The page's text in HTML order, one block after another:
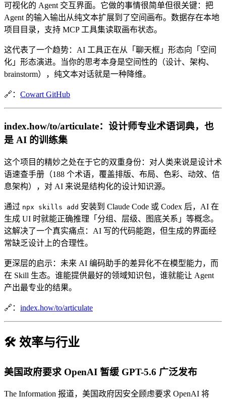
可视化的 Agent 交互界面。它做的事情很简单但很关键：把
Agent 的输入输出从纯文本扩展到了空间画布。数据存在本地
项目目录，支持 MCP 工具集读取画布状态。
这代表了一个趋势：AI 工具正在从「聊天框」形态向「空间
化」形态演进。当你的思考本身是空间性的（设计、架构、
brainstorm），纯文本对话就是一种降维。
🔗： Cowart GitHub
index.how/to/articulate：设计师专业术语词典，也
是 AI 的训练集
这个项目的精妙之处在于它的双重身份：对人类来说是设计术
语速查手册（188 个术语，覆盖排版、布局、色彩、动效、信
息架构），对 AI 来说是结构化的设计知识源。
通过 npx skills add 安装到 Claude Code 或 Codex 后，AI 在
生成 UI 时就能正确推理「分组、层级、图底关系」等概念。
这解决了一个真实痛点：AI 写的代码能跑，但生成的界面经
常缺乏设计上的合理性。
更深层的启示：未来 AI 编码助手的差异化不在模型能力，而
在 Skill 生态。谁能提供最好的领域知识包，谁就能让 Agent
产出最专业的结果。
🔗： index.how/to/articulate
🛠️ 效率与行业
美国政府要求 OpenAI 暂缓 GPT-5.6 广泛发布
The Information 报道，美国政府因安全顾虑要求 OpenAI 将